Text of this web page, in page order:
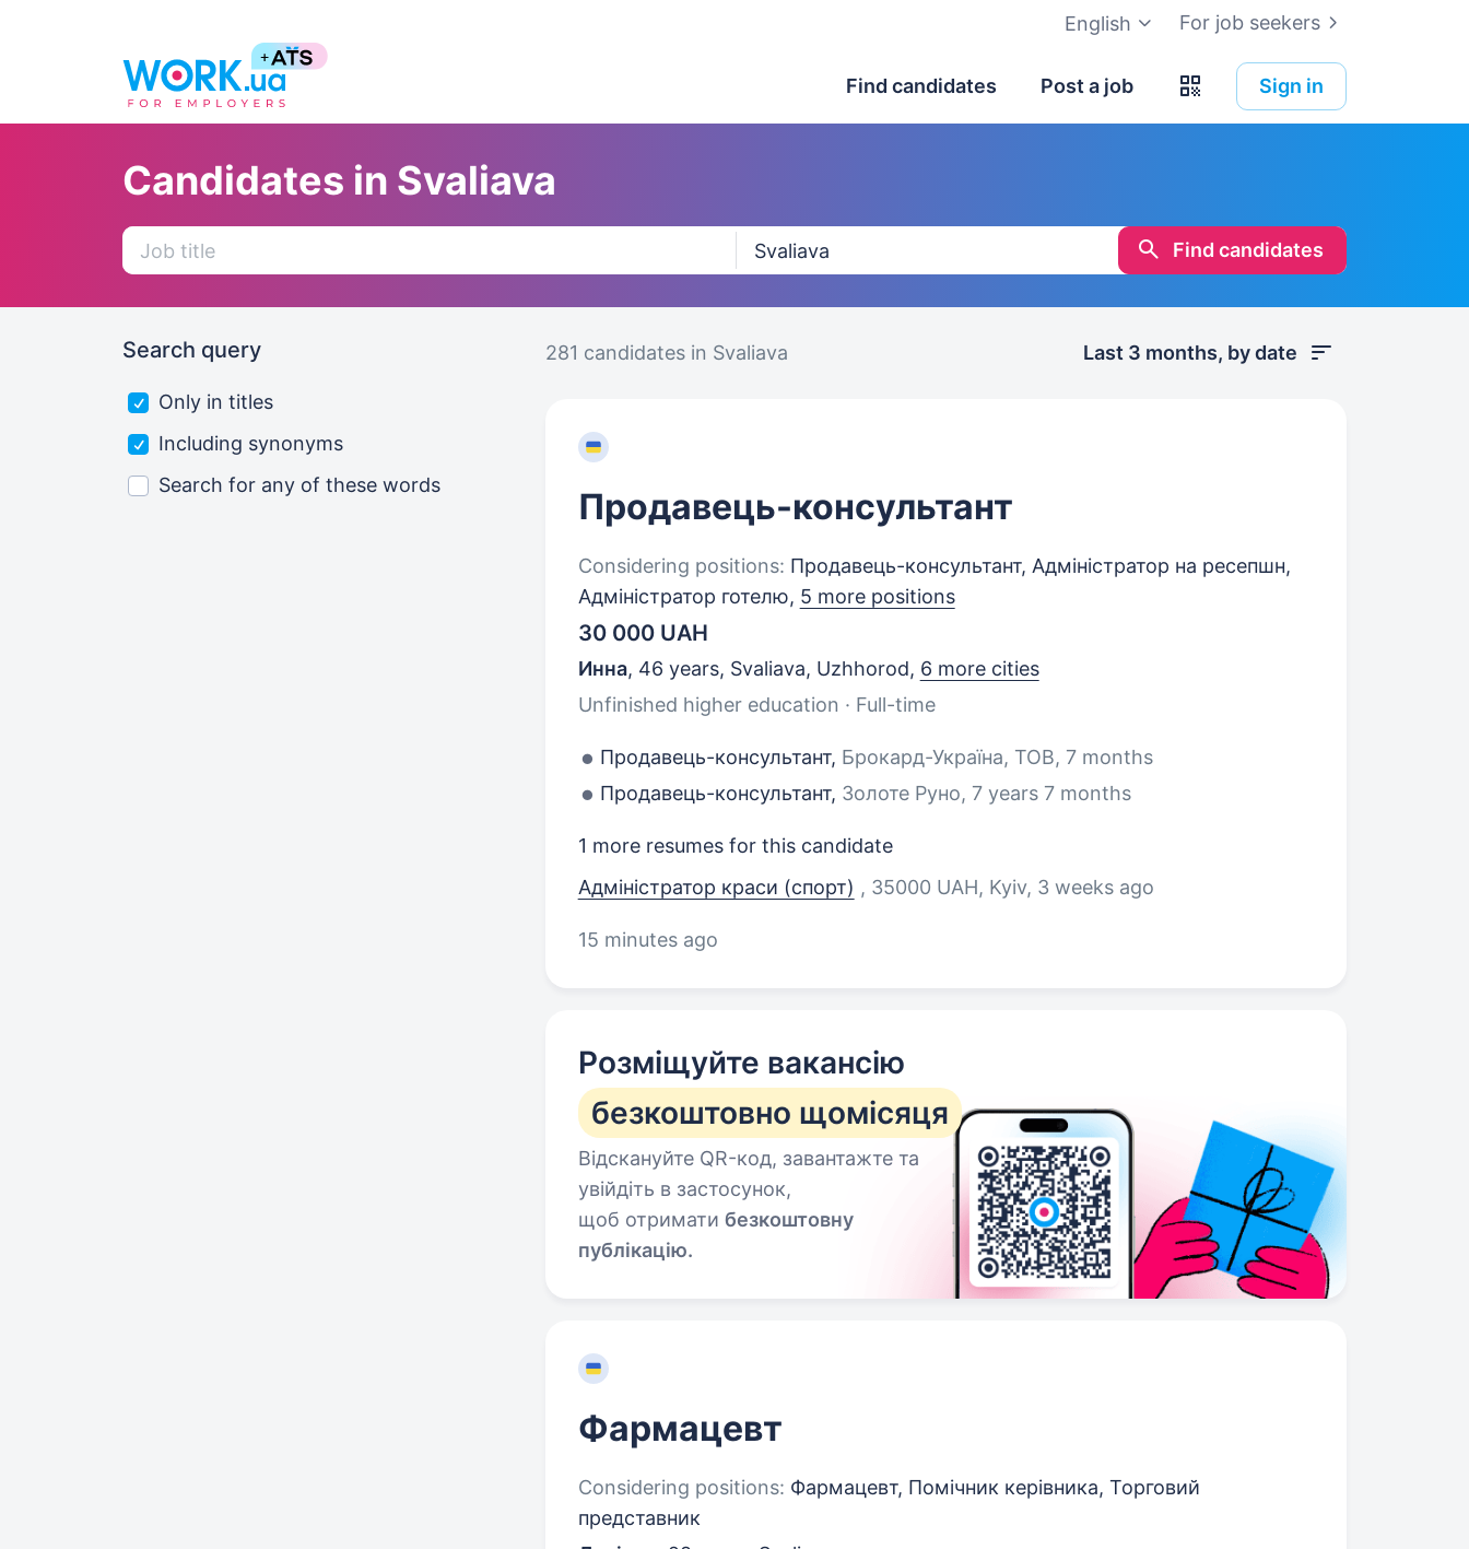
For job seekers
English
Find candidates Post a job Sign in
Candidates in Svaliava
Find candidates
Search query
Only in titles
Including synonyms
Search for any of these words
281 candidates in Svaliava Last 3 months, by date
Продавець-консультант
Considering positions: Продавець-консультант, Адміністратор на ресепшн,
Адміністратор готелю, 5 more positions
30 000 UAH
Инна, 46 years, Svaliava, Uzhhorod, 6 more cities
Unfinished higher education · Full-time
Продавець-консультант, Брокард-Україна, ТОВ, 7 months
Продавець-консультант, Золоте Руно, 7 years 7 months
1 more resumes for this candidate
Адміністратор краси (спорт) , 35000 UAH, Kyiv, 3 weeks ago
15 minutes ago
Розміщуйте вакансію
безкоштовно щомісяця
Відскануйте QR-код, завантажте та
увійдіть в застосунок,
щоб отримати безкоштовну
публікацію.
Фармацевт
Considering positions: Фармацевт, Помічник керівника, Торговий
представник